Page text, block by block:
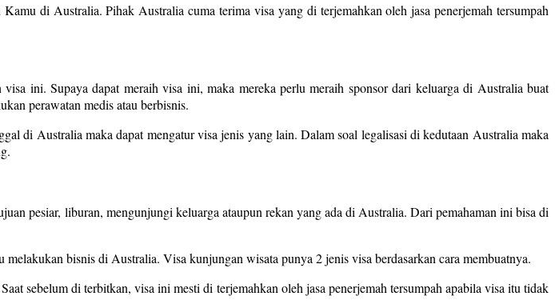
di Australia. Pihak Australia cuma terima visa yang di terjemahkan oleh jasa penerjemah tersumpah
ini. Supaya dapat meraih visa ini, maka mereka perlu meraih sponsor dari keluarga di Australia buat
perawatan medis atau berbisnis.
di Australia maka dapat mengatur visa jenis yang lain. Dalam soal legalisasi di kedutaan Australia maka
pesiar, liburan, mengunjungi keluarga ataupun rekan yang ada di Australia. Dari pemahaman ini bisa di
bisnis di Australia. Visa kunjungan wisata punya 2 jenis visa berdasarkan cara membuatnya.
sebelum di terbitkan, visa ini mesti di terjemahkan oleh jasa penerjemah tersumpah apabila visa itu tidak